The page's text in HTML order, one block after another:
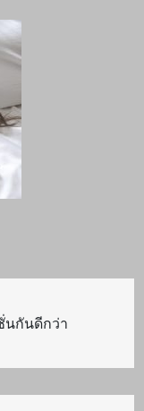
นกันดีกว่า